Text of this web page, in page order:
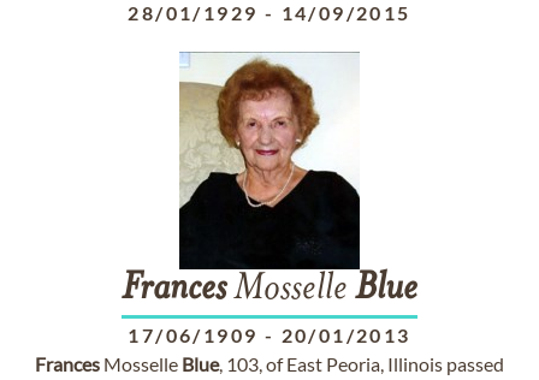
28/01/1929 - 14/09/2015
FrancesMosselle Blue
17/06/1909 - 20/01/2013
Frances Mosselle Blue, 103, of East Peoria, Illinois passed